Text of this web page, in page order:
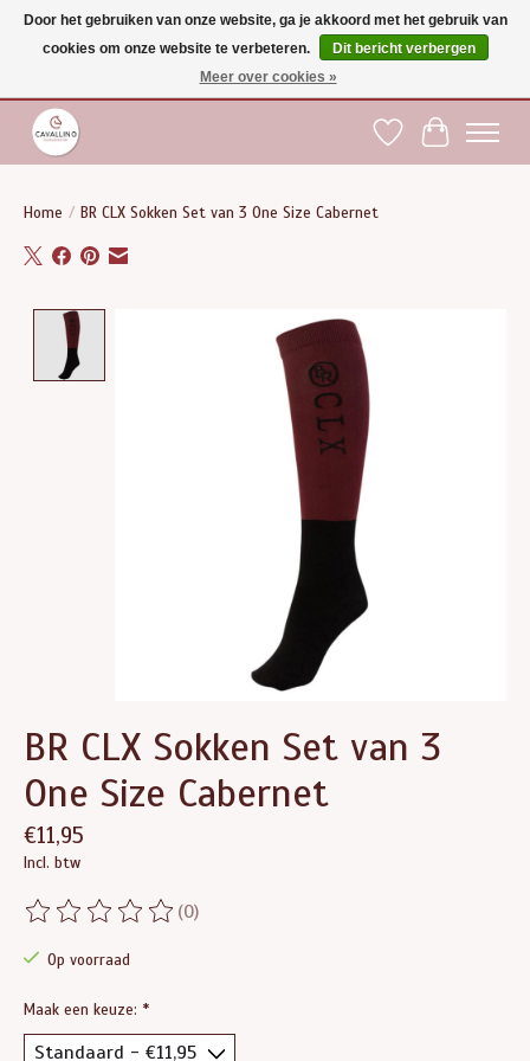
Gratis verzending vanaf €75 binnen BE - vanaf €100 naar EU | Voor 17:00 besteld is
dezelfde dag verzonden | Klantendienst: +32 (0)51 21 27 00 |
Verlanglijst
Home / BR CLX Sokken Set van 3 One Size Cabernet
Product image slideshow Items
BR CLX Sokken Set van 3
One Size Cabernet
€11,95
Incl. btw
De beoordeling van dit product is
(0)
Op voorraad
Maak een keuze: *
Door het gebruiken van onze website, ga je akkoord met het gebruik van
cookies om onze website te verbeteren.
Dit bericht verbergen
Meer over cookies »